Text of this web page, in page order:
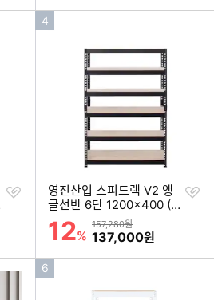
찜
인
4
영진산업 스피드랙 V2 앵
글선반 6단 1200x400 (1
80cm(높이))
할인률
12%
상품금액
157,280원
할인금액
137,000원
찜
인
6